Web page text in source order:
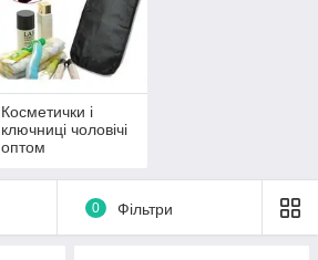
Косметички і
ключниці чоловічі
оптом
0 Фільтри